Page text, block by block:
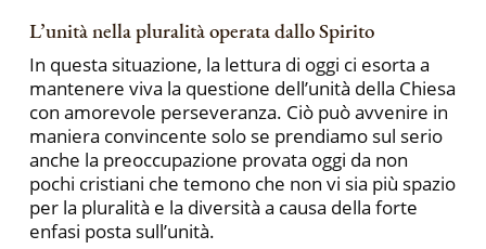
L’unità nella pluralità operata dallo Spirito
In questa situazione, la lettura di oggi ci esorta a
mantenere viva la questione dell’unità della Chiesa
con amorevole perseveranza. Ciò può avvenire in
maniera convincente solo se prendiamo sul serio
anche la preoccupazione provata oggi da non
pochi cristiani che temono che non vi sia più spazio
per la pluralità e la diversità a causa della forte
enfasi posta sull’unità.